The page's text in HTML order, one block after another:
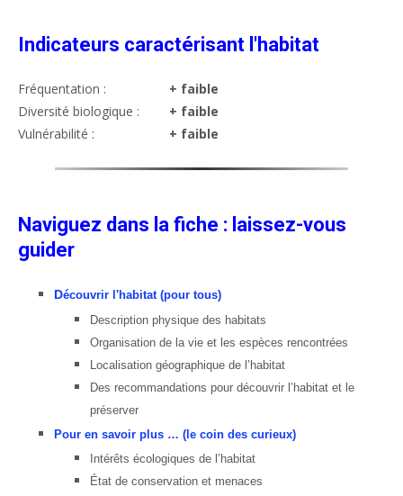
Indicateurs caractérisant l'habitat
Fréquentation :
+ faible
Diversité biologique :
+ faible
Vulnérabilité :
+ faible
Naviguez dans la fiche : laissez-vous
guider
Découvrir l'habitat (pour tous)
Description physique des habitats
Organisation de la vie et les espèces rencontrées
Localisation géographique de l’habitat
Des recommandations pour découvrir l’habitat et le
préserver
Pour en savoir plus … (le coin des curieux)
Intérêts écologiques de l’habitat
État de conservation et menaces